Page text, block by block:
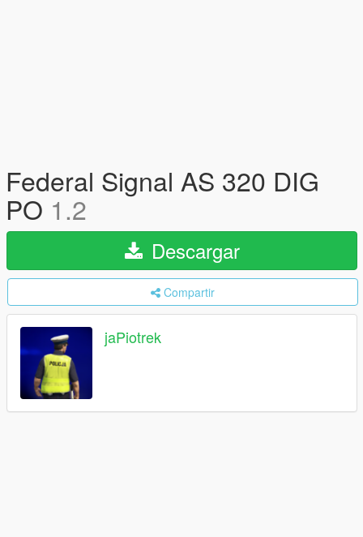
Federal Signal AS 320 DIG
PO 1.2
Descargar
Compartir
jaPiotrek